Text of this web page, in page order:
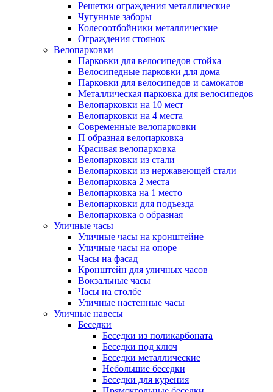
Решетки ограждения металлические
Чугунные заборы
Колесоотбойники металлические
Ограждения стоянок
Велопарковки
Парковки для велосипедов стойка
Велосипедные парковки для дома
Парковки для велосипедов и самокатов
Металлическая парковка для велосипедов
Велопарковки на 10 мест
Велопарковки на 4 места
Современные велопарковки
П образная велопарковка
Красивая велопарковка
Велопарковки из стали
Велопарковки из нержавеющей стали
Велопарковка 2 места
Велопарковка на 1 место
Велопарковки для подъезда
Велопарковка о образная
Уличные часы
Уличные часы на кронштейне
Уличные часы на опоре
Часы на фасад
Кронштейн для уличных часов
Вокзальные часы
Часы на столбе
Уличные настенные часы
Уличные навесы
Беседки
Беседки из поликарбоната
Беседки под ключ
Беседки металлические
Небольшие беседки
Беседки для курения